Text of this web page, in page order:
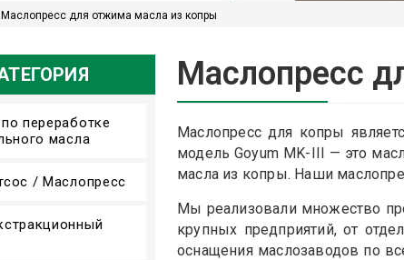
Маслопресс для отжима масла из копры
Маслопресс
Маслопресс для копры
модель Goyum MK-III — это
масла из копры. Наши
Мы реализовали множество
крупных предприятий, от
оснащения маслозаводов по
переработке
масла
/ Маслопресс